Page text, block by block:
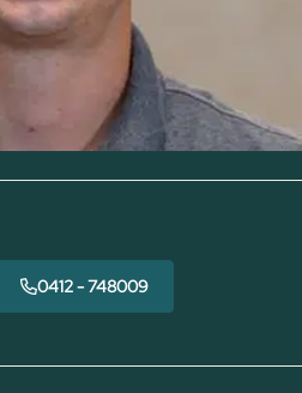
0412 - 748009